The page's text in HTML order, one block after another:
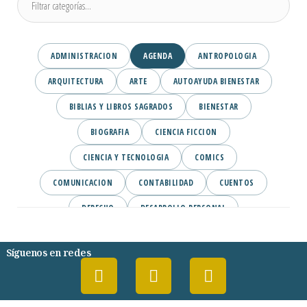
ADMINISTRACION AGENDA ANTROPOLOGIA
ARQUITECTURA ARTE AUTOAYUDA BIENESTAR
BIBLIAS Y LIBROS SAGRADOS BIENESTAR
BIOGRAFIA CIENCIA FICCION
CIENCIA Y TECNOLOGIA COMICS
COMUNICACION CONTABILIDAD CUENTOS
DERECHO DESARROLLO PERSONAL
EBOOKS MCGRAW HILL- NUEVA EDICION ECONOMIA
EDUCACION Y PEDAGOGIA EMPRENDIMIENTO
Síguenos en redes